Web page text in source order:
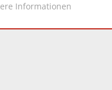
Informationen